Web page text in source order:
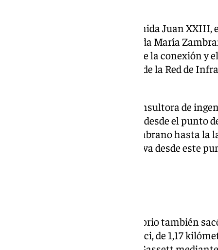
El objetivo es comunicar la avenida Juan
Ortega y Gassett desde la avenida María
Intelhorce. También se pretende la conexión y
itinerario con los ya existentes de la Red de
El proyecto, elaborado por la consultora de
dos tramos. El primero de ellos, desde el punto
y Gasset y la avenida María Zambrano hasta la
Washington. El segundo tramo va desde este
En junio de este año, el Consistorio también
construir otro tramo de carril bici, de 1,17